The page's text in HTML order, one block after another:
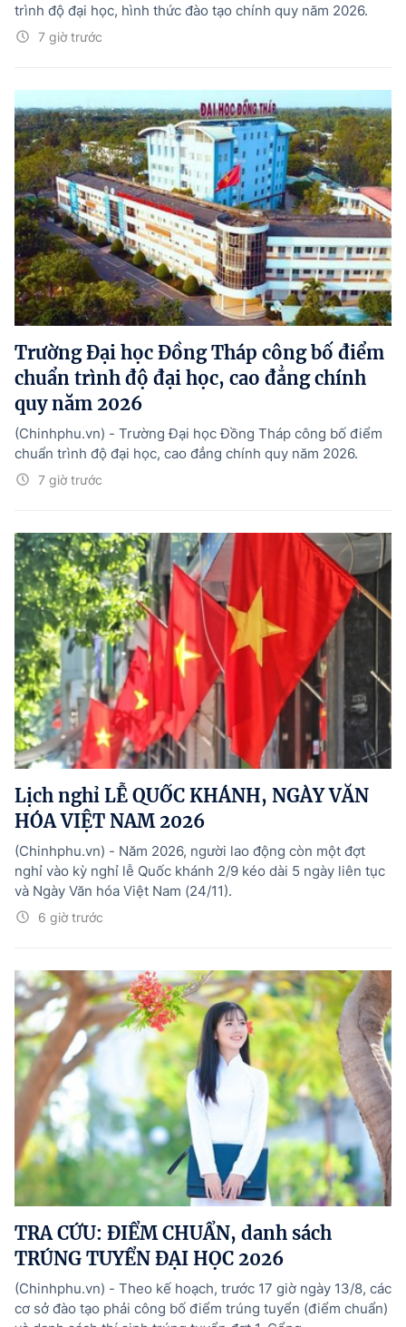
7 giờ trước
trình độ đại học, hình thức đào tạo chính quy năm 2026.
Trường Đại học Đồng Tháp công bố điểm
chuẩn trình độ đại học, cao đẳng chính
quy năm 2026
7 giờ trước
(Chinhphu.vn) - Trường Đại học Đồng Tháp công bố điểm
chuẩn trình độ đại học, cao đẳng chính quy năm 2026.
Lịch nghỉ LỄ QUỐC KHÁNH, NGÀY VĂN
HÓA VIỆT NAM 2026
6 giờ trước
(Chinhphu.vn) - Năm 2026, người lao động còn một đợt
nghỉ vào kỳ nghỉ lễ Quốc khánh 2/9 kéo dài 5 ngày liên tục
và Ngày Văn hóa Việt Nam (24/11).
TRA CỨU: ĐIỂM CHUẨN, danh sách
TRÚNG TUYỂN ĐẠI HỌC 2026
(Chinhphu.vn) - Theo kế hoạch, trước 17 giờ ngày 13/8, các
cơ sở đào tạo phải công bố điểm trúng tuyển (điểm chuẩn)